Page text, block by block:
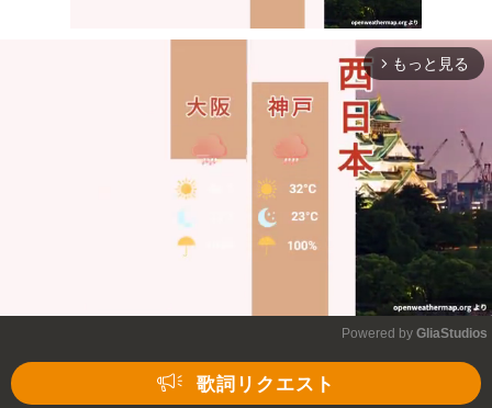
Mute
arrow_forward_ios もっと見る
Powered by GliaStudios
歌詞リクエスト